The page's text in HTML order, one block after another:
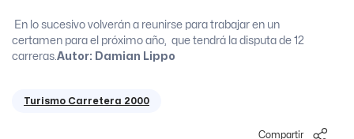
En lo sucesivo volverán a reunirse para trabajar en un
certamen para el próximo año, que tendrá la disputa de 12
carreras. Autor: Damian Lippo
Turismo Carretera 2000
Compartir